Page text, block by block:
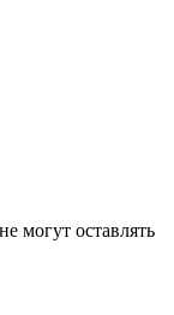
могут оставлять